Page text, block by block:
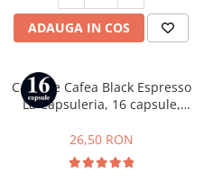
ADAUGA IN COS
Capsule Cafea Black Espresso
La Capsuleria, 16 capsule,
26,50 RON